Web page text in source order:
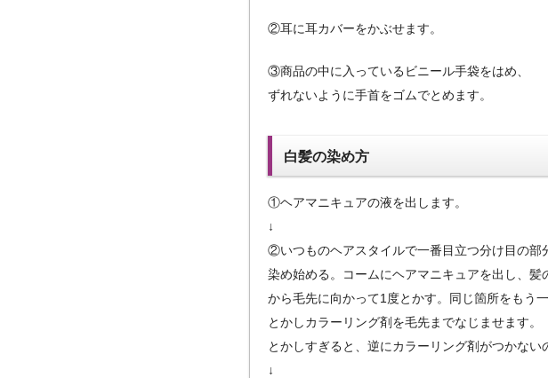
②耳に耳カバーをかぶせます。
③商品の中に入っているビニール手袋をはめ、
ずれないように手首をゴムでとめます。
白髪の染め方
①ヘアマニキュアの液を出します。
↓
②いつものヘアスタイルで一番目立つ分け目の部
染め始める。コームにヘアマニキュアを出し、髪
から毛先に向かって1度とかす。同じ箇所をもう
とかしカラーリング剤を毛先までなじませます。
とかしすぎると、逆にカラーリング剤がつかない
↓